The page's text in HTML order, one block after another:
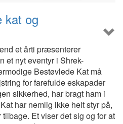
kat og
et årti præsenterer
et nyt eventyr i Shrek-
Bestøvlede Kat må
for farefulde eskapader
sikkerhed, har bragt ham i
har nemlig ikke helt styr på,
Et viser det sig og for at